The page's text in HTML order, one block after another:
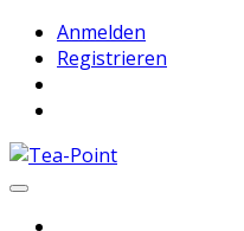
Anmelden
Registrieren